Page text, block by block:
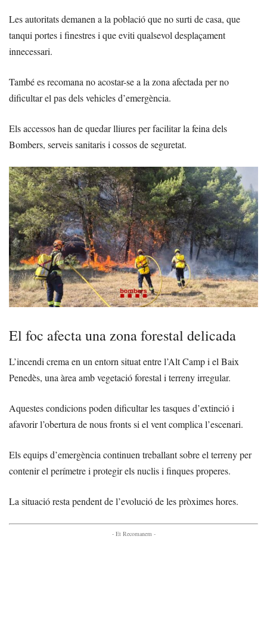
Les autoritats demanen a la població que no surti de casa, que
tanqui portes i finestres i que eviti qualsevol desplaçament
innecessari.
També es recomana no acostar-se a la zona afectada per no
dificultar el pas dels vehicles d’emergència.
Els accessos han de quedar lliures per facilitar la feina dels
Bombers, serveis sanitaris i cossos de seguretat.
El foc afecta una zona forestal delicada
L’incendi crema en un entorn situat entre l’Alt Camp i el Baix
Penedès, una àrea amb vegetació forestal i terreny irregular.
Aquestes condicions poden dificultar les tasques d’extinció i
afavorir l’obertura de nous fronts si el vent complica l’escenari.
Els equips d’emergència continuen treballant sobre el terreny per
contenir el perímetre i protegir els nuclis i finques properes.
La situació resta pendent de l’evolució de les pròximes hores.
- Et Recomanem -